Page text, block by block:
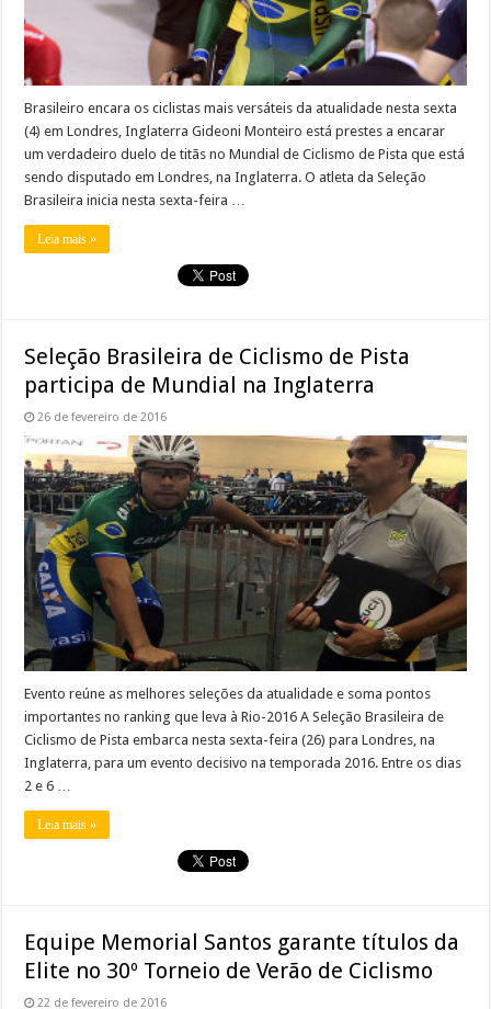
Brasileiro encara os ciclistas mais versáteis da atualidade nesta sexta
(4) em Londres, Inglaterra Gideoni Monteiro está prestes a encarar
um verdadeiro duelo de titãs no Mundial de Ciclismo de Pista que está
sendo disputado em Londres, na Inglaterra. O atleta da Seleção
Brasileira inicia nesta sexta-feira …
Leia mais »
Seleção Brasileira de Ciclismo de Pista
participa de Mundial na Inglaterra
26 de fevereiro de 2016
Evento reúne as melhores seleções da atualidade e soma pontos
importantes no ranking que leva à Rio-2016 A Seleção Brasileira de
Ciclismo de Pista embarca nesta sexta-feira (26) para Londres, na
Inglaterra, para um evento decisivo na temporada 2016. Entre os dias
2 e 6 …
Leia mais »
Equipe Memorial Santos garante títulos da
Elite no 30º Torneio de Verão de Ciclismo
22 de fevereiro de 2016